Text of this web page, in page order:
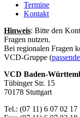
Termine
Kontakt
Hinweis: Bitte den
Fragen nutzen.
Bei regionalen Fragen
VCD-Gruppe (
VCD Baden-
Tübinger Str. 15
70178 Stuttgart
Tel.: (07 11) 6 07 02 17